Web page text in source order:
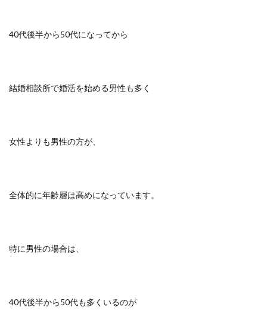
40代後半から50代になってから
結婚相談所で婚活を始める男性も多く
女性よりも男性の方が、
全体的に年齢層は高めになっています。
特に男性の場合は、
40代後半から50代も多くいるのが